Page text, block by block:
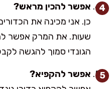
אפשר להכין מראש?
שעות. את המרק אפשר
הגונדי סמוך להגשה
אפשר להקפיא?